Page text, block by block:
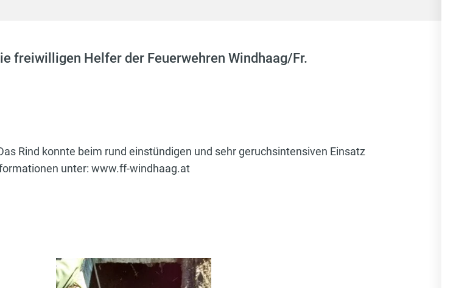
freiwilligen Helfer der Feuerwehren Windhaag/Fr.
Rind konnte beim rund einstündigen und sehr geruchsintensiven Einsatz
unter: www.ff-windhaag.at